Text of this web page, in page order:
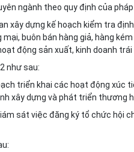
ngành theo quy định của pháp
xây dựng kế hoạch kiểm tra
buôn bán hàng giả, hàng
động sản xuất, kinh doanh trái
như sau:
triển khai các hoạt động xúc
xây dựng và phát triển thương
sát việc đăng ký tổ chức hội